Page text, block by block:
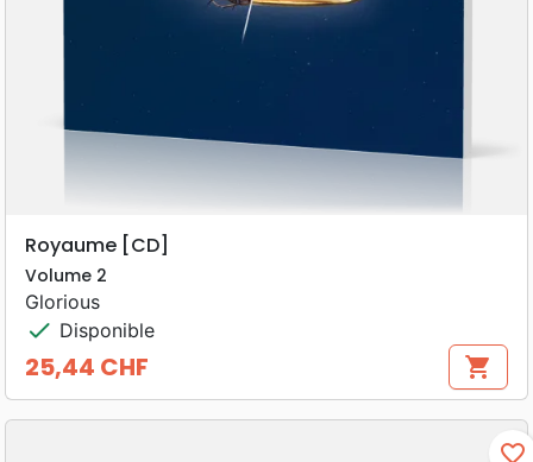
Royaume [CD]
Volume 2
Glorious
check Disponible
Prix
25,44 CHF shopping_cart
favorite_border